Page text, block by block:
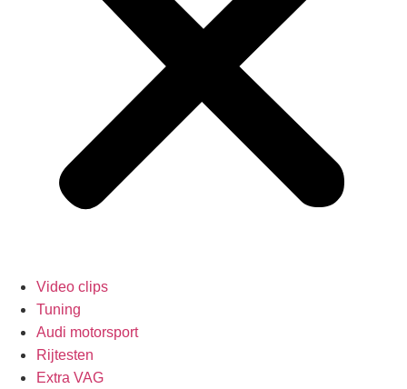
Video clips
Tuning
Audi motorsport
Rijtesten
Extra VAG